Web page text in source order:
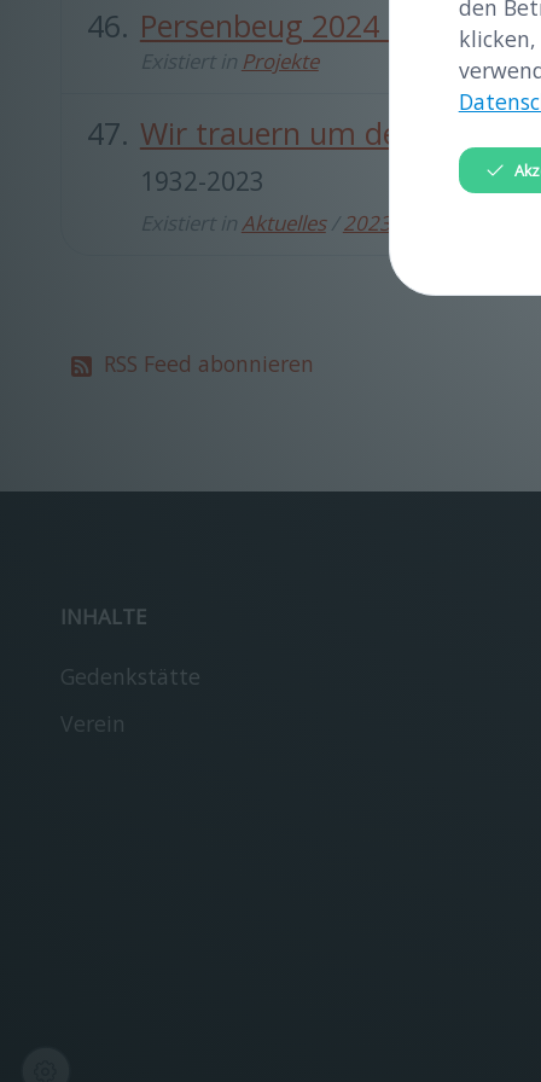
Persenbeug 2024
Existiert in Projekte
Wir trauern um den Melker
1932-2023
Existiert inAktuelles /2023
RSS Feed abonnieren
INHALTE
Gedenkstätte
Verein
den